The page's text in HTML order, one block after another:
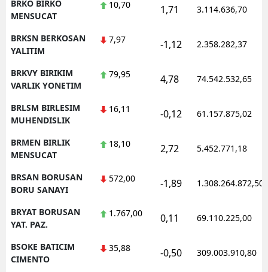
BRKO BIRKO
MENSUCAT
10,70 1,71 3.114.636,70
BRKSN BERKOSAN
YALITIM
7,97 -1,12 2.358.282,37
BRKVY BIRIKIM
VARLIK YONETIM
79,95 4,78 74.542.532,65
BRLSM BIRLESIM
MUHENDISLIK
16,11 -0,12 61.157.875,02
BRMEN BIRLIK
MENSUCAT
18,10 2,72 5.452.771,18
BRSAN BORUSAN
BORU SANAYI
572,00 -1,89 1.308.264.872,50
BRYAT BORUSAN
YAT. PAZ.
1.767,00 0,11 69.110.225,00
BSOKE BATICIM
CIMENTO
35,88 -0,50 309.003.910,80